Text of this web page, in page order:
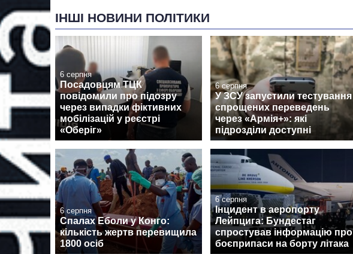
ІНШІ НОВИНИ ПОЛІТИКИ
6 серпня
Посадовцям ТЦК
повідомили про підозру
через випадки фіктивних
мобілізацій у реєстрі
«Оберіг»
6 серпня
У ЗСУ запустили тестування
спрощених переведень
через «Армія+»: які
підрозділи доступні
6 серпня
Спалах Еболи у Конго:
кількість жертв перевищила
1800 осіб
6 серпня
Інцидент в аеропорту
Лейпцига: Бундестаг
спростував інформацію про
боєприпаси на борту літака